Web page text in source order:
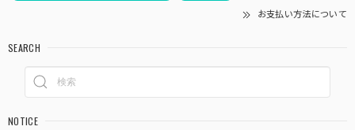
お支払い方法について
SEARCH
NOTICE